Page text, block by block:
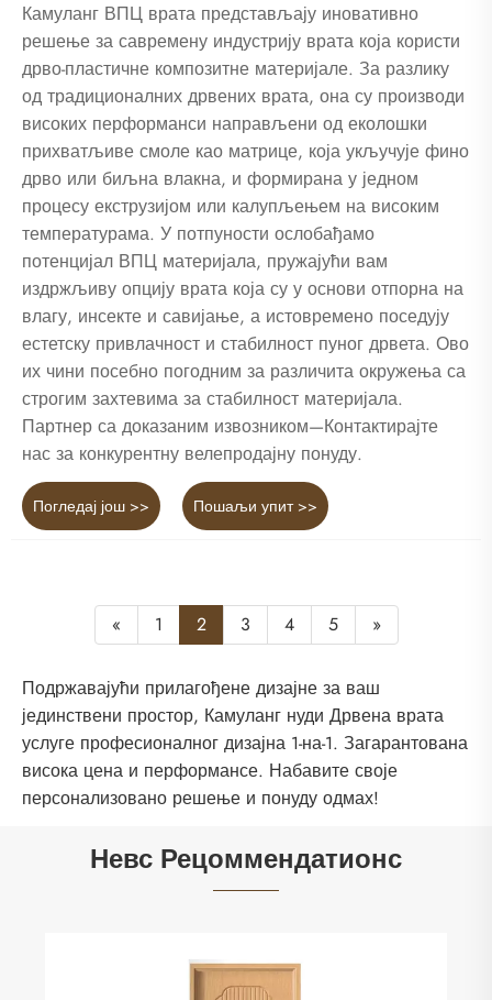
Камуланг ВПЦ врата представљају иновативно
решење за савремену индустрију врата која користи
дрво-пластичне композитне материјале. За разлику
од традиционалних дрвених врата, она су производи
високих перформанси направљени од еколошки
прихватљиве смоле као матрице, која укључује фино
дрво или биљна влакна, и формирана у једном
процесу екструзијом или калупљењем на високим
температурама. У потпуности ослобађамо
потенцијал ВПЦ материјала, пружајући вам
издржљиву опцију врата која су у основи отпорна на
влагу, инсекте и савијање, а истовремено поседују
естетску привлачност и стабилност пуног дрвета. Ово
их чини посебно погодним за различита окружења са
строгим захтевима за стабилност материјала.
Партнер са доказаним извозником—Контактирајте
нас за конкурентну велепродајну понуду.
Погледај још >> Пошаљи упит >>
« 1 2 3 4 5 »
Подржавајући прилагођене дизајне за ваш
јединствени простор, Камуланг нуди Дрвена врата
услуге професионалног дизајна 1-на-1. Загарантована
висока цена и перформансе. Набавите своје
персонализовано решење и понуду одмах!
Невс Рецоммендатионс